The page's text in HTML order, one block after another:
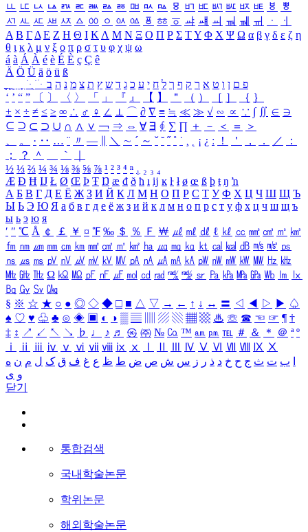
ㅥ ㅦ ㅧ ㅨ ㅩ ㅪ ㅫ ㅬ ㅭ ㅮ ㅯ ㅰ ㅱ ㅲ ㅳ ㅴ ㅵ ㅶ ㅷ ㅸ
ㅹ
ㅺ ㅻ ㅼ ㅽ ㅾ ㅿ ㆀ ㆁ ㆂ ㆃ ㆄ ㆅ ㆆ ㆇ ㆈ ㆉ ㆊ ㆋ ㆌ ㆍ
ㆎ
Α Β ΓΔ Ε Ζ Η Θ Ι ΚΛ Μ Ν Ξ Ο Π Ρ Σ ΤΥ Φ Χ Ψ Ω α β γ δ ε ζ η
θ ι κ λ μ ν ξ ο π ρ σ τ υ φ χ ψ ω
á à Á À é è É È ç Ç ê
Ä Ö Ü ä ö ü ß
ִֶֹ ֻּ ׁׂ פ ם ן ו ט א ר ק ף ך ל ח י ע כ ג ד ש ץ ת צ מ נ ה ב
‘ ’ “ ” 〔 〕 〈 〉 「 」 『 』 【 】 ＂ （ ） ［ ］ ｛ ｝
± × ÷ ≠ ≤ ≥ ∞ ∴ ♂ ♀ ∠ ⊥ ⌒ ∂ ∇ ≡ ≒ ≪ ≫ √ ∽ ∝ ∵ ∫ ∬ ∈ ∋
⊆ ⊇ ⊂ ⊃ ∪ ∩ ∧ ∨ ￢ ⇒ ⇔ ∀ ∃ ∮ ∑ ∏ ＋ － ＜ ＝
＞
、
。 · ‥ … ¨ 〃 ― ＼ ∼ ´ ～ ˇ ˘ ˝ ˚ ˙ ¸ ¡ ¿ ː ！ ＇ ， ． ／
：
；
？ ＾ ｀
½ ⅓ ⅔ ¼ ¾ ⅛ ⅜ ⅝ ⅞ ¹ ² ³ ⁴ ⁿ ₁ ₂ ₃ ₄
Æ Ð Ħ Ĳ Ł Ø Œ Þ Ŧ Ŋ æ đ ð ħ ı ĳ ĸ ŀ ł ø œ ß þ ŧ ŋ ŉ
А Б В Г Д Е Ё Ж З И Й К Л М Н О П Р С Т У Ф Х Ц Ч Ш Щ Ъ
Ы Ь Э Ю Я а б в г д е ё ж з и й к л м н о п р с т у ф х ц ч ш щ ъ
ы ь э ю я
′ ″ ℃ Å ￠ ￡ ￥ ¤ ℉ ‰ ＄ ％ Ｆ ￦ ㎕ ㎖ ㎗ ℓ ㎘ ㏄ ㎣ ㎤ ㎥ ㎦
㎙ ㎚ ㎛ ㎜ ㎝ ㎞ ㎟ ㎠ ㎡ ㎢ ㏊ ㎍ ㎎ ㎏ ㏏ ㎈ ㎉ ㏈ ㎧ ㎨ ㎰
㎱ ㎲ ㎳ ㎴ ㎵ ㎶ ㎷ ㎸ ㎹ ㎀ ㎁ ㎂ ㎃ ㎄ ㎺ ㎻ ㎽ ㎾ ㎿ ㎐ ㎑
㎒ ㎓ ㎔ Ω ㏀ ㏁ ㎊ ㎋ ㎌ ㏖ ㏅ ㎭ ㎮ ㎯ ㏛ ㎩ ㎪ ㎫ ㎬ ㏝ ㏐
㏓
㏃ ㏉ ㏜ ㏆
§ ※ ☆ ★ ○ ● ◎ ◇ ◆ □ ■ △ ▽ → ← ↑ ↓ ↔ 〓 ◁ ◀ ▷ ▶ ♤
♠ ♡ ♥ ♧ ♣ ⊙ ◈ ▣ ◐ ◑ ▒ ▤ ▨ ▧ ▦ ▩ ♨ ☏ ☎ ☜ ☞ ¶ †
‡ ↕ ↗ ↙ ↖ ↘ ♭ ♩ ♪ ♬ ㉿ ㈜ № ㏇ ™ ㏂ ㏘ ℡ ＃ ＆ ＊ ＠ ª º
ⅰ
ⅱ ⅲ ⅳ ⅴ ⅵ ⅶ ⅷ ⅸ ⅹ Ⅳ Ⅴ Ⅵ Ⅶ Ⅷ Ⅸ Ⅹ
ب ت ث ج ح خ د ذ ر ز س ش ص ض ط ظ ع غ ف ق ک ل م ن ه
و ی
닫기
통합검색
국내학술논문
학위논문
해외학술논문